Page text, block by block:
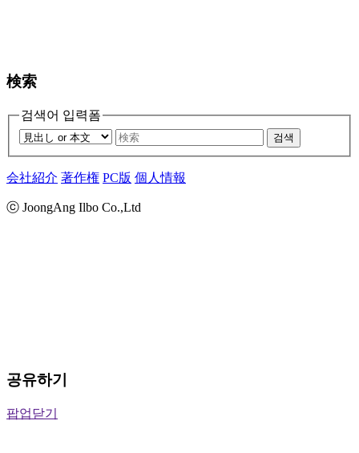
検索
검색어 입력폼
검색
会社紹介 著作権 PC版 個人情報
ⓒ JoongAng Ilbo Co.,Ltd
공유하기
팝업닫기